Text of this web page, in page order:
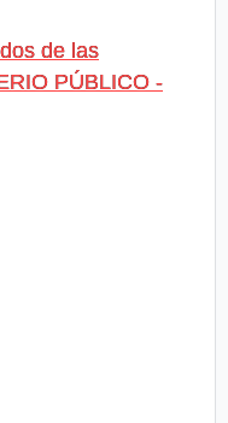
de las
PÚBLICO -